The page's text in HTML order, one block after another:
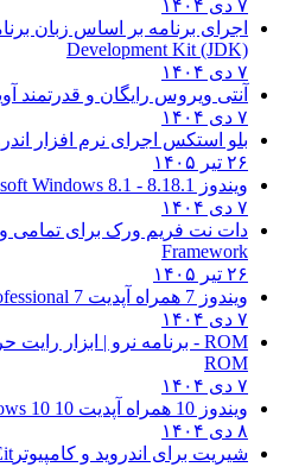
۷ دی ۱۴۰۴
اجرای برنامه بر اساس زبان
Development Kit (JDK)
۷ دی ۱۴۰۴
آنتی ویروس رایگان و قدرتمند
۷ دی ۱۴۰۴
بلو استکس اجرای نرم افزار
۲۶ تیر ۱۴۰۵
ویندوز 8.1
8.1 - Microsoft Windows 8.1
۷ دی ۱۴۰۴
دات نت فریم ورک برای تمامی
Framework
۲۶ تیر ۱۴۰۵
ویندوز 7 همراه آپدیت 7 SP1
۷ دی ۱۴۰۴
ROM - برنامه نرو | ابزار رایت حرفه ای و
ROM
۷ دی ۱۴۰۴
ویندوز 10 همراه آپدیت 10 22H2
10
۸ دی ۱۴۰۴
شیریت برای اندروید و کامپیوتر